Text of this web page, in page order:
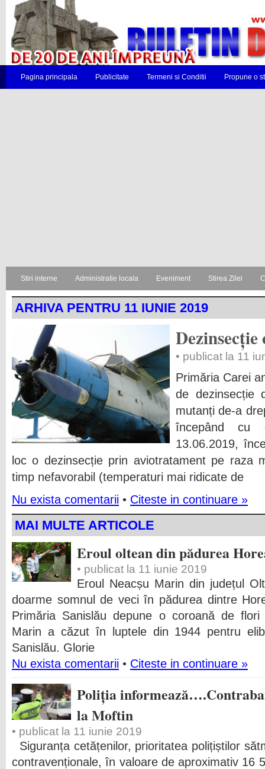
Pagina principala Publicitate Termeni si Conditii Propune o
Stiri interne Administratie locala Eveniment Stirea Zilei
ARHIVA PENTRU 11 IUNIE 2019
• publicat la 11
Primăria Carei
de dezinsecție
mutanți de-a
începând cu
13.06.2019,
loc o dezinsecție prin aviotratament pe raza
timp nefavorabil (temperaturi mai ridicate de
Nu exista comentarii • Citeste in continuare »
MAI MULTE ARTICOLE
Eroul oltean din pădurea
• publicat la 11 iunie 2019
Eroul Neacșu Marin din județul
doarme somnul de veci în pădurea dintre
Primăria Sanislău depune o coroană de
Marin a căzut în luptele din 1944 pentru
Sanislău. Glorie
Nu exista comentarii • Citeste in continuare »
Poliția
la Moftin
• publicat la 11 iunie 2019
Siguranța cetățenilor, prioritatea polițiștilor
contravenționale, în valoare de aproximativ 16